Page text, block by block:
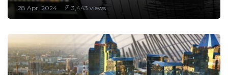
28 Apr, 2024 3,443 views